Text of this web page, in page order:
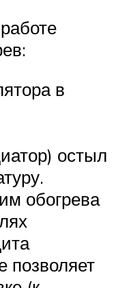
в
остыл
обогрева
позволяет